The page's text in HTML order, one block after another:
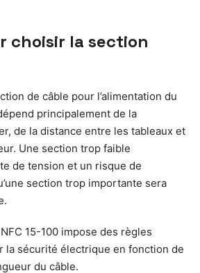
choisir la section
de câble pour l’alimentation du
principalement de la
de la distance entre les tableaux et
Une section trop faible
de tension et un risque de
section trop importante sera
15-100 impose des règles
la sécurité électrique en fonction de
du câble.